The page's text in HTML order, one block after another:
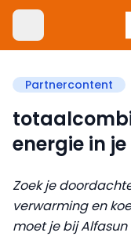
Partnercontent
energie in
Zoek je
verwarming en
moet je bij Alfasun